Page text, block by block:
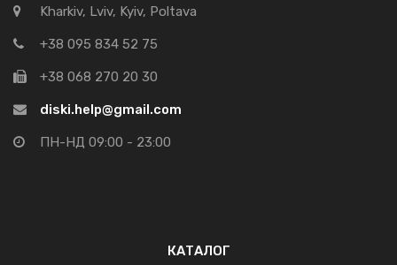
Kharkiv, Lviv, Kyiv, Poltava
+38 095 834 52 75
+38 068 270 20 30
diski.help@gmail.com
ПН-НД 09:00 - 23:00
КАТАЛОГ